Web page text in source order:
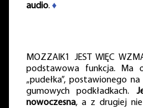
audio. ♦
MOZZAIK1 JEST WIĘC
podstawowa funkcja. Ma
„pudełka”, postawionego
gumowych podkładkach.
nowoczesna, a z drugiej nie